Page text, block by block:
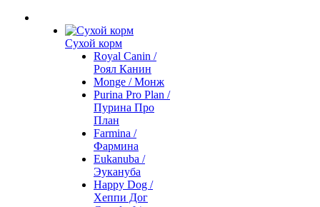
Сухой корм
Royal Canin /
Роял Канин
Monge / Монж
Purina Pro Plan /
Пурина Про
План
Farmina /
Фармина
Eukanuba /
Эукануба
Happy Dog /
Хеппи Дог